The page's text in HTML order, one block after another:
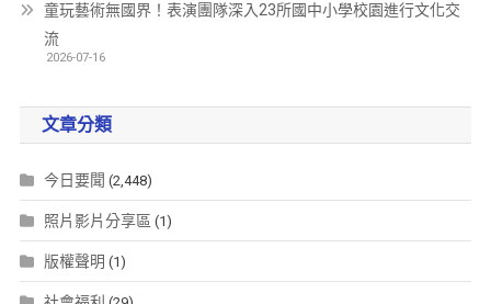
童玩藝術無國界！表演團隊深入23所國中小學校園進行文化交
流
2026-07-16
文章分類
今日要聞 (2,448)
照片影片分享區 (1)
版權聲明 (1)